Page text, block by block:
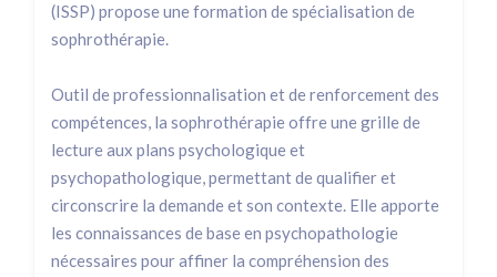
(ISSP) propose une formation de spécialisation de
sophrothérapie.
Outil de professionnalisation et de renforcement des
compétences, la sophrothérapie offre une grille de
lecture aux plans psychologique et
psychopathologique, permettant de qualifier et
circonscrire la demande et son contexte. Elle apporte
les connaissances de base en psychopathologie
nécessaires pour affiner la compréhension des